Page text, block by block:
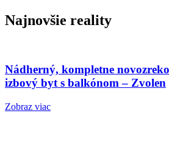
Najnovšie reality
Nádherný, kompletne
izbový byt s balkónom – Zvolen
Zobraz viac